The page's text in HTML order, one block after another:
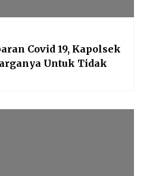
Covid 19, Kapolsek
Untuk Tidak